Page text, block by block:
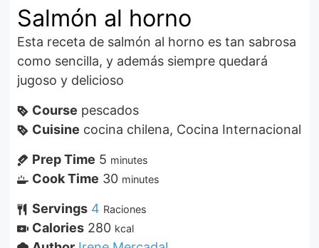
Salmón al horno
Esta receta de salmón al horno es tan sabrosa
como sencilla, y además siempre quedará
jugoso y delicioso
Course pescados
Cuisine cocina chilena, Cocina Internacional
Prep Time 5 minutes
Cook Time 30 minutes
Servings 4 Raciones
Calories 280 kcal